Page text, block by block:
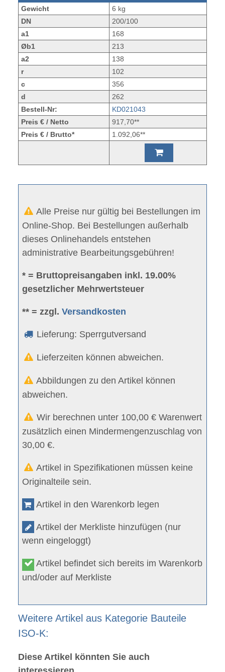
Gewicht
6 kg
DN
200/100
a1
168
Øb1
213
a2
138
r
102
c
356
d
262
Bestell-Nr:
KD021043
Preis € / Netto
917,70**
Preis € / Brutto*
1.092,06**
Alle Preise nur gültig bei Bestellungen im
Online-Shop. Bei Bestellungen außerhalb
dieses Onlinehandels entstehen
administrative Bearbeitungsgebühren!
* = Bruttopreisangaben inkl. 19.00%
gesetzlicher Mehrwertsteuer
** = zzgl.Versandkosten
Lieferung: Sperrgutversand
Lieferzeiten können abweichen.
Abbildungen zu den Artikel können
abweichen.
Wir berechnen unter 100,00 € Warenwert
zusätzlich einen Mindermengenzuschlag von
30,00 €.
Artikel in Spezifikationen müssen keine
Originalteile sein.
Artikel in den Warenkorb legen
Artikel der Merkliste hinzufügen (nur
wenn eingeloggt)
Artikel befindet sich bereits im Warenkorb
und/oder auf Merkliste
Weitere Artikel aus Kategorie Bauteile
ISO-K:
Diese Artikel könnten Sie auch